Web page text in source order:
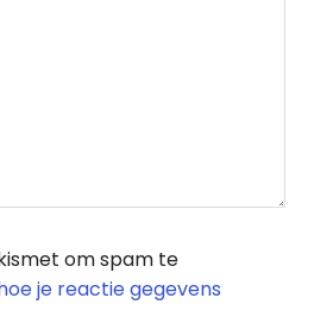
om spam te
je reactie gegevens